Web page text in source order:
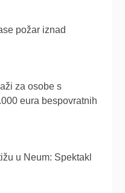
požar iznad
za osobe s
eura bespovratnih
u Neum: Spektakl